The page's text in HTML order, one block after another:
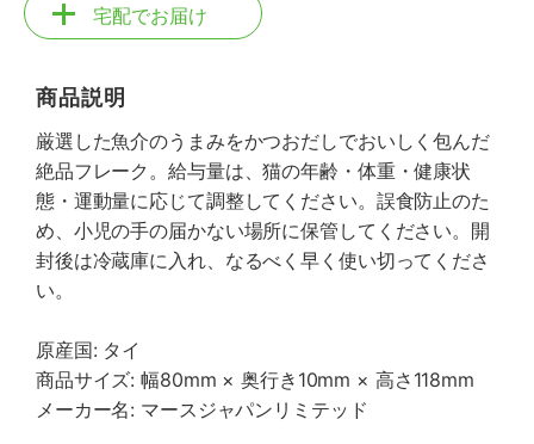
宅配でお届け
商品説明
厳選した魚介のうまみをかつおだしでおいしく包んだ
絶品フレーク。給与量は、猫の年齢・体重・健康状
態・運動量に応じて調整してください。誤食防止のた
め、小児の手の届かない場所に保管してください。開
封後は冷蔵庫に入れ、なるべく早く使い切ってくださ
い。
原産国: タイ
商品サイズ: 幅80mm × 奥行き10mm × 高さ118mm
メーカー名: マースジャパンリミテッド